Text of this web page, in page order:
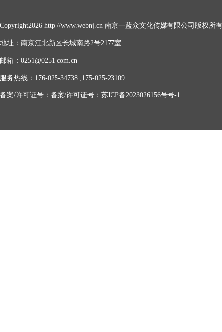
Copyright2026 http://www.webnj.cn 南京一蓝众文化传媒有限公司版权所有
地址：南京江北新区长城南路2号2177室
邮箱：0251@0251.com.cn
服务热线：176-025-34738 ;175-025-23109
备案/许可证号：备案/许可证号：苏ICP备2023026156号号-1